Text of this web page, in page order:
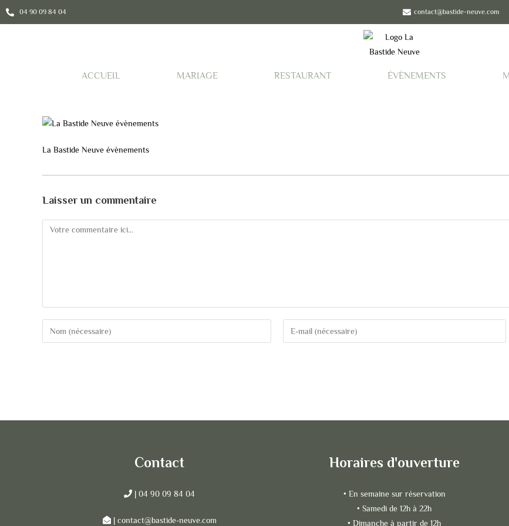
04 90 09 84 04 contact@bastide-neuve.com
ACCUEIL MARIAGE RESTAURANT ÉVÈNEMENTS
La Bastide Neuve évènements
Laisser un commentaire
Contact
| 04 90 09 84 04
| contact@bastide-neuve.com
Horaires d'ouverture
• En semaine sur réservation
• Samedi de 12h à 22h
• Dimanche à partir de 12h